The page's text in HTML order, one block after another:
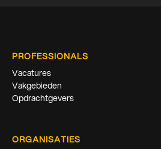
PROFESSIONALS
Vacatures
Vakgebieden
Opdrachtgevers
ORGANISATIES